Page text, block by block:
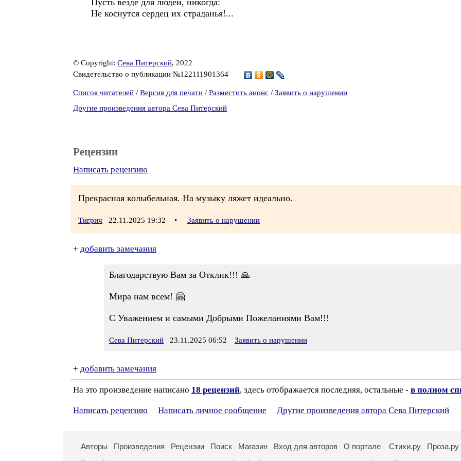
Пусть везде для людей, никогда:
Не коснутся сердец их страданья!...
© Copyright: Сева Питерский, 2022
Свидетельство о публикации №122111901364
Список читателей / Версия для печати / Разместить анонс / Заявить о нарушении
Другие произведения автора Сева Питерский
Рецензии
Написать рецензию
Прекрасная колыбельная. На музыку ляжет идеально.
Тигрич 22.11.2025 19:32 • Заявить о нарушении
+ добавить замечания
Благодарствую Вам за Отклик!!! 🙏
Мира нам всем! 🤗
С Уважением и самыми Добрыми Пожеланиями Вам!!!
Сева Питерский 23.11.2025 06:52 Заявить о нарушении
+ добавить замечания
На это произведение написано 18 рецензий, здесь отображается последняя, остальные - в полном
Написать рецензию Написать личное сообщение Другие произведения автора Сева Питерский
Авторы Произведения Рецензии Поиск Магазин Вход для авторов О портале Стихи.ру Проза.ру